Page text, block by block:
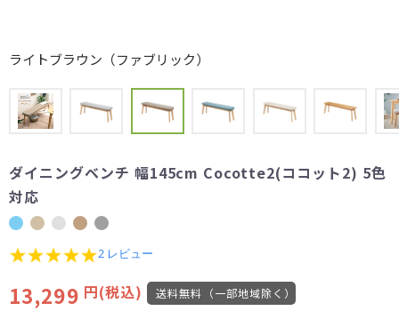
ライトブラウン（ファブリック）
ダイニングベンチ 幅145cm Cocotte2(ココット2) 5色
対応
5.0
rating
2 レビュー
13,299 円(税込) 送料無料（一部地域除く）